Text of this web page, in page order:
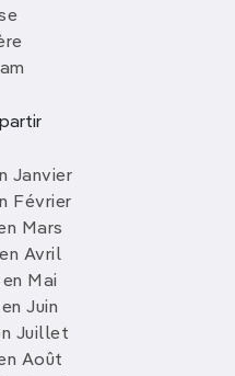
Janvier
Février
Mars
Avril
Mai
Juin
Juillet
Août